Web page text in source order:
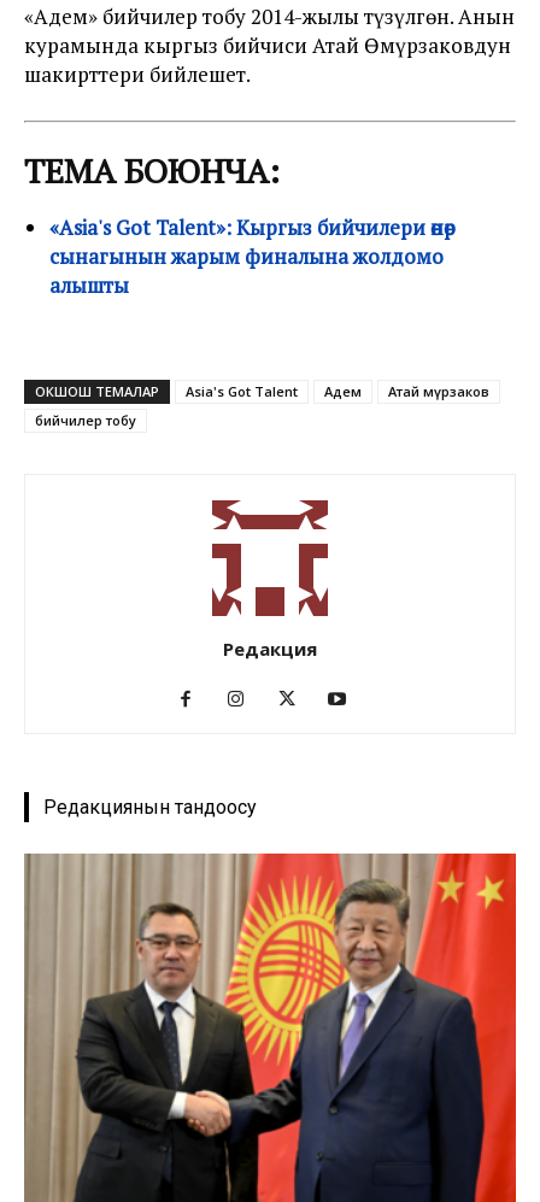
«Адем» бийчилер тобу 2014-жылы түзүлгөн. Анын
курамында кыргыз бийчиси Атай Өмүрзаковдун
шакирттери бийлешет.
ТЕМА БОЮНЧА:
«Asia's Got Talent»: Кыргыз бийчилери өнөр
сынагынын жарым финалына жолдомо
алышты
ОКШОШ ТЕМАЛАР Asia's Got Talent Адем
Атай Өмүрзаков
бийчилер тобу
Редакция
Редакциянын тандоосу